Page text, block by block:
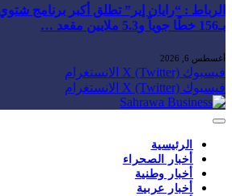
الرباط : “رايان إير” تطلق أكبر برنامج
بـ156 خطًا جوياً و5.3 ملايين مقعد …
أغسطس 6, 2026
فيسبوك X (Twitter) الانستغرام
فيسبوك X (Twitter) الانستغرام
الرئيسية
أخبار الصحراء
أخبار وطنية
أخبار عربية